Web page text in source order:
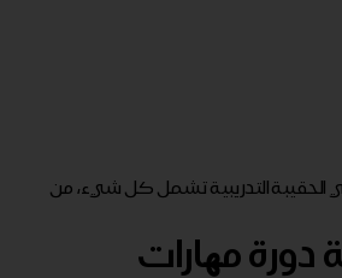
الحقيبة التدريبية تشمل كل شيء، من
دورة مھارات